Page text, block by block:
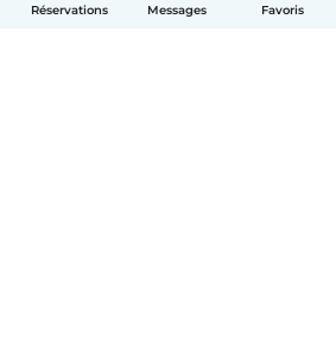
Réservations Messages Favoris